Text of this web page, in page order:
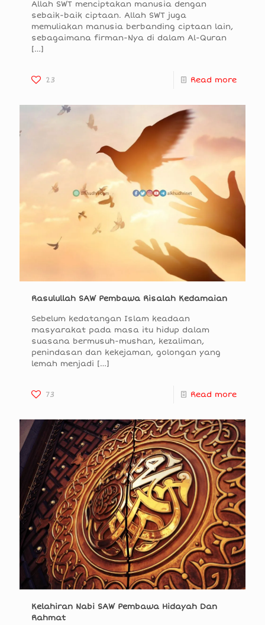
Allah SWT menciptakan manusia dengan
sebaik-baik ciptaan. Allah SWT juga
memuliakan manusia berbanding ciptaan lain,
sebagaimana firman-Nya di dalam Al-Quran
[…]
23 Read more
Rasulullah SAW Pembawa Risalah Kedamaian
Sebelum kedatangan Islam keadaan
masyarakat pada masa itu hidup dalam
suasana bermusuh-mushan, kezaliman,
penindasan dan kekejaman, golongan yang
lemah menjadi […]
73 Read more
Kelahiran Nabi SAW Pembawa Hidayah Dan
Rahmat